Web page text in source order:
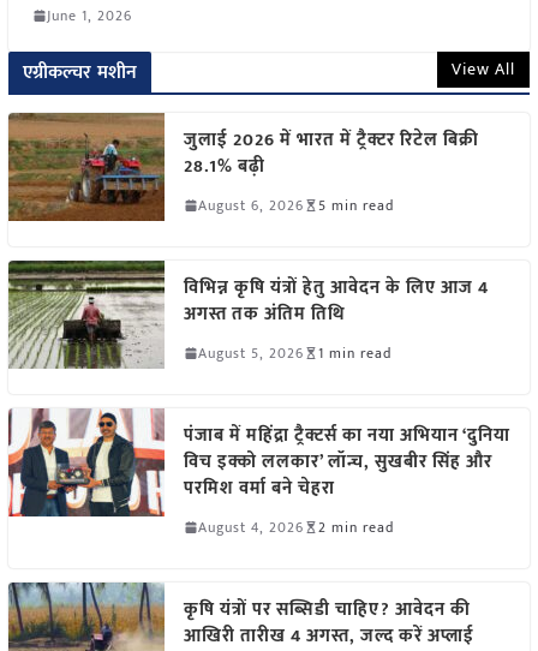
June 1, 2026
एग्रीकल्चर मशीन View All
जुलाई 2026 में भारत में ट्रैक्टर रिटेल बिक्री
28.1% बढ़ी
August 6, 2026 5 min read
विभिन्न कृषि यंत्रों हेतु आवेदन के लिए आज 4
अगस्त तक अंतिम तिथि
August 5, 2026 1 min read
पंजाब में महिंद्रा ट्रैक्टर्स का नया अभियान ‘दुनिया
विच इक्को ललकार’ लॉन्च, सुखबीर सिंह और
परमिश वर्मा बने चेहरा
August 4, 2026 2 min read
कृषि यंत्रों पर सब्सिडी चाहिए? आवेदन की
आखिरी तारीख 4 अगस्त, जल्द करें अप्लाई